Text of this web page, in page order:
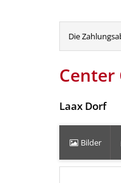
Die
Laax Dorf
Bilder